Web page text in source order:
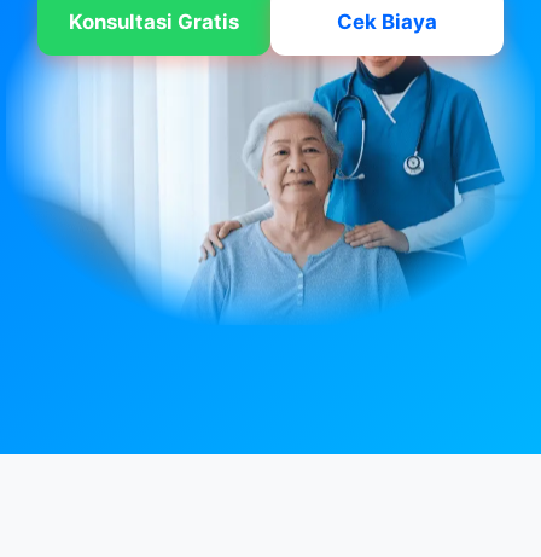
Konsultasi Gratis Cek Biaya